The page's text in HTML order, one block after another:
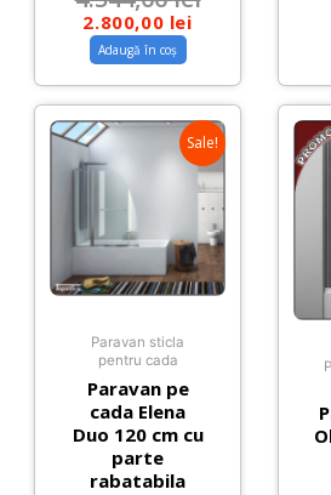
2.800,00 lei
Adaugă în coș
Sale!
Paravan sticla
pentru cada
Paravan pe
cada Elena
Duo 120 cm cu
parte
rabatabila